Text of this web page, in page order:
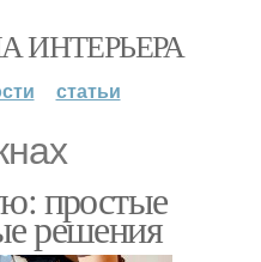
ИНТЕРЬЕРА
статьи
простые
решения